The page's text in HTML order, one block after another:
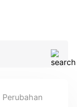
Perubahan